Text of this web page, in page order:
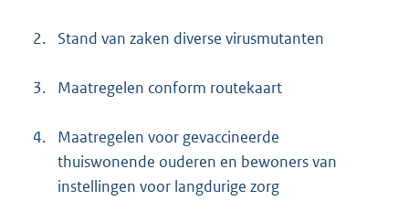
2. Stand van zaken diverse virusmutanten
3. Maatregelen conform routekaart
4.
Maatregelen voor gevaccineerde
thuiswonende ouderen en bewoners van
instellingen voor langdurige zorg